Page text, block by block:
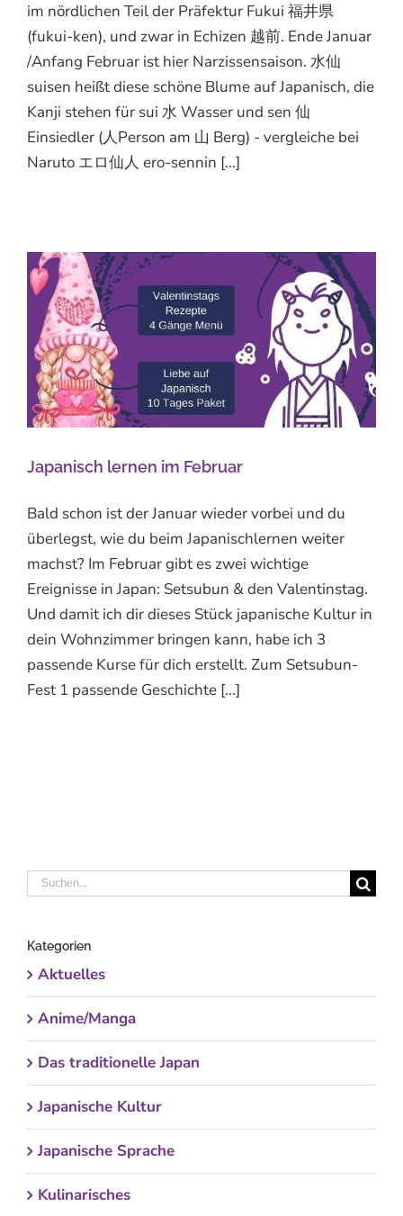
im nördlichen Teil der Präfektur Fukui 福井県
(fukui-ken), und zwar in Echizen 越前. Ende Januar
/Anfang Februar ist hier Narzissensaison. 水仙
suisen heißt diese schöne Blume auf Japanisch, die
Kanji stehen für sui 水 Wasser und sen 仙
Einsiedler (人Person am 山 Berg) - vergleiche bei
Naruto エロ仙人 ero-sennin [...]
Japanisch lernen im Februar
Bald schon ist der Januar wieder vorbei und du
überlegst, wie du beim Japanischlernen weiter
machst? Im Februar gibt es zwei wichtige
Ereignisse in Japan: Setsubun & den Valentinstag.
Und damit ich dir dieses Stück japanische Kultur in
dein Wohnzimmer bringen kann, habe ich 3
passende Kurse für dich erstellt. Zum Setsubun-
Fest 1 passende Geschichte [...]
Suche
Kategorien
Aktuelles
Anime/Manga
Das traditionelle Japan
Japanische Kultur
Japanische Sprache
Kulinarisches